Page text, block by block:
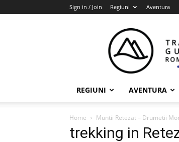
Sign in / Join Regiuni Aventura
Guide
REGIUNI AVENTURA
Home Muntii Retezat – Drumetii
trekking in